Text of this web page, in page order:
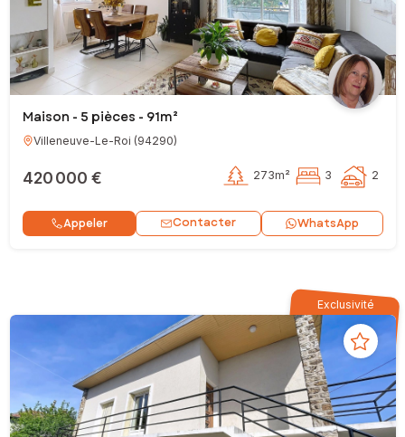
Maison - 5 pièces - 91m²
Villeneuve-Le-Roi (94290)
420 000 € 273m² 3 2
Appeler Contacter WhatsApp
Exclusivité